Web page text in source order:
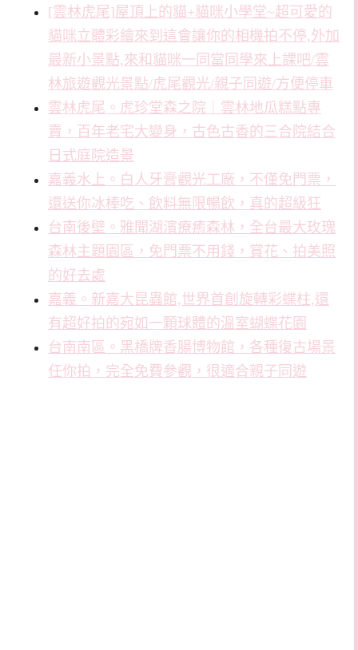
[雲林虎尾]屋頂上的貓+貓咪小學堂~超可愛的
貓咪立體彩繪來到這會讓你的相機拍不停,外加
最新小景點,來和貓咪一同當同學來上課吧/雲
林旅遊觀光景點/虎尾觀光/親子同遊/方便停車
雲林虎尾。虎珍堂森之院｜雲林地瓜糕點專
賣，百年老宅大變身，古色古香的三合院結合
日式庭院造景
嘉義水上。白人牙膏觀光工廠，不僅免門票，
還送你冰棒吃、飲料無限暢飲，真的超級狂
台南後壁。雅聞湖濱療癒森林，全台最大玫瑰
森林主題園區，免門票不用錢，賞花、拍美照
的好去處
嘉義。新嘉大昆蟲館,世界首創旋轉彩蝶柱,還
有超好拍的宛如一顆球體的溫室蝴蝶花園
台南南區。黑橋牌香腸博物館，各種復古場景
任你拍，完全免費參觀，很適合親子同遊